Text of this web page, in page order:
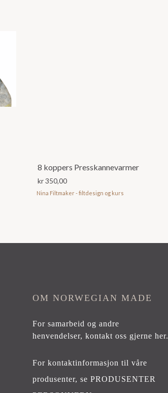
8 koppers Presskannevarmer
kr350,00
Nina Filtmaker - filtdesign og kurs
OM NORWEGIAN MADE
For samarbeid og andre
henvendelser,kontakt oss gjerne her.
For kontaktinformasjon til våre
produsenter, sePRODUSENTER